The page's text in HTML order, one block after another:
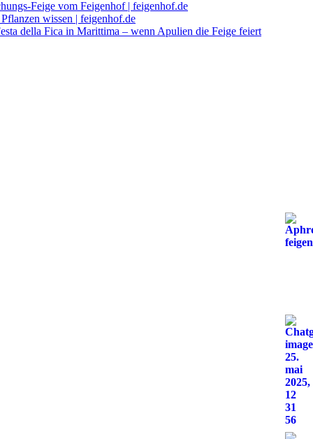
Feige vom Feigenhof | feigenhof.de
wissen | feigenhof.de
della Fica in Marittima – wenn Apulien die Feige feiert